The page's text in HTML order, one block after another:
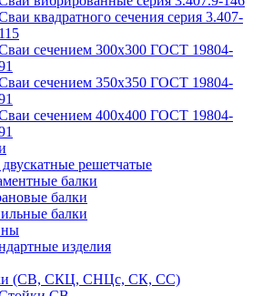
квадратного сечения серия 3.407-
115
сечением 300х300 ГОСТ 19804-
сечением 350х350 ГОСТ 19804-
сечением 400х400 ГОСТ 19804-
решетчатые
балки
балки
балки
изделия
(СВ, СКЦ, СНЦс, СК, СС)